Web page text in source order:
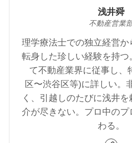
浅井舜
不動産営業
理学療法士での独立経営か
転身した珍しい経験を持つ
て不動産業界に従事し、
区〜渋谷区等)に詳しい。
く、引越しのたびに浅井
介が尽きない。プロ中のプ
わる。